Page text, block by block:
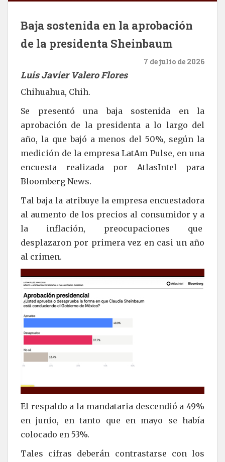
Baja sostenida en la aprobación
de la presidenta Sheinbaum
7 de julio de 2026
Luis Javier Valero Flores
Chihuahua, Chih.
Se presentó una baja sostenida en la
aprobación de la presidenta a lo largo del
año, la que bajó a menos del 50%, según la
medición de la empresa LatAm Pulse, en una
encuesta realizada por AtlasIntel para
Bloomberg News.
Tal baja la atribuye la empresa encuestadora
al aumento de los precios al consumidor y a
la inflación, preocupaciones que
desplazaron por primera vez en casi un año
al crimen.
El respaldo a la mandataria descendió a 49%
en junio, en tanto que en mayo se había
colocado en 53%.
Tales cifras deberán contrastarse con los